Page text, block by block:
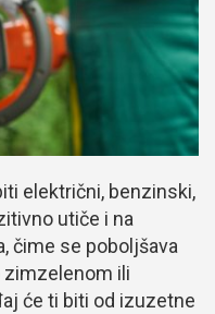
električni, benzinski,
utiče i na
čime se poboljšava
zimzelenom ili
će ti biti od izuzetne